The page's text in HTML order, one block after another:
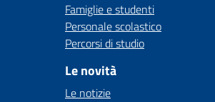
Famiglie e studenti
Personale scolastico
Percorsi di studio
Le novità
Le notizie